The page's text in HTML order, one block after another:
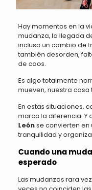
Hay momentos en la
mudanza, la llegada
incluso un cambio de
también desorden,
de caos.
Es algo totalmente
mueven, nuestra casa
En estas situaciones,
marca la diferencia. Y
Leónse convierten en
tranquilidad y
Cuando una
esperado
Las mudanzas rara